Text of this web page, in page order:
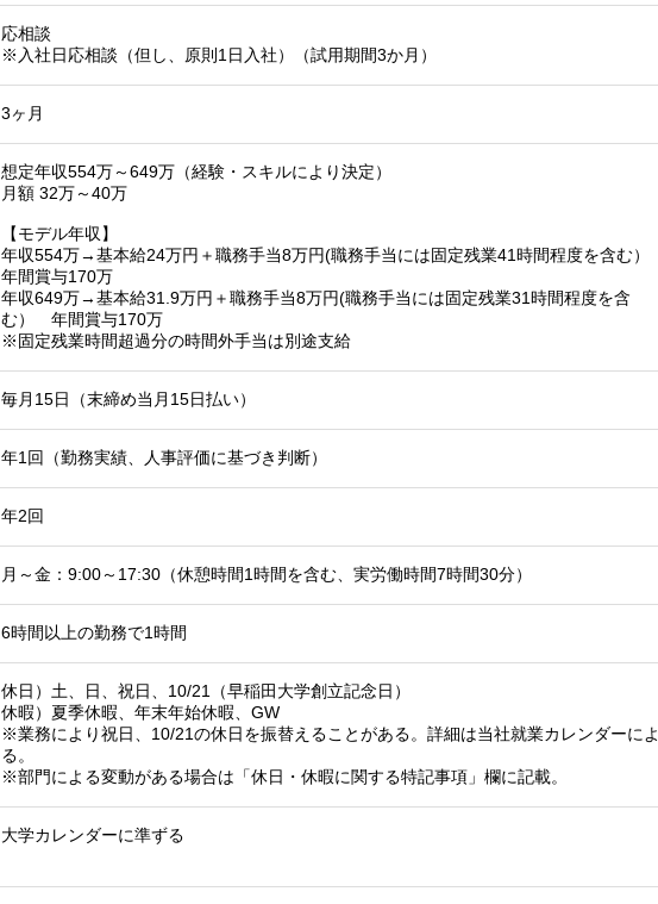
応相談
※入社日応相談（但し、原則1日入社）（試用期間3か月）
3ヶ月
想定年収554万～649万（経験・スキルにより決定）
月額 32万～40万
【モデル年収】
年収554万→基本給24万円＋職務手当8万円(職務手当には固定残業41時間程度を含む）
年間賞与170万
年収649万→基本給31.9万円＋職務手当8万円(職務手当には固定残業31時間程度を含
む） 年間賞与170万
※固定残業時間超過分の時間外手当は別途支給
毎月15日（末締め当月15日払い）
年1回（勤務実績、人事評価に基づき判断）
年2回
月～金：9:00～17:30（休憩時間1時間を含む、実労働時間7時間30分）
6時間以上の勤務で1時間
休日）土、日、祝日、10/21（早稲田大学創立記念日）
休暇）夏季休暇、年末年始休暇、GW
※業務により祝日、10/21の休日を振替えることがある。詳細は当社就業カレンダーによ
る。
※部門による変動がある場合は「休日・休暇に関する特記事項」欄に記載。
大学カレンダーに準ずる